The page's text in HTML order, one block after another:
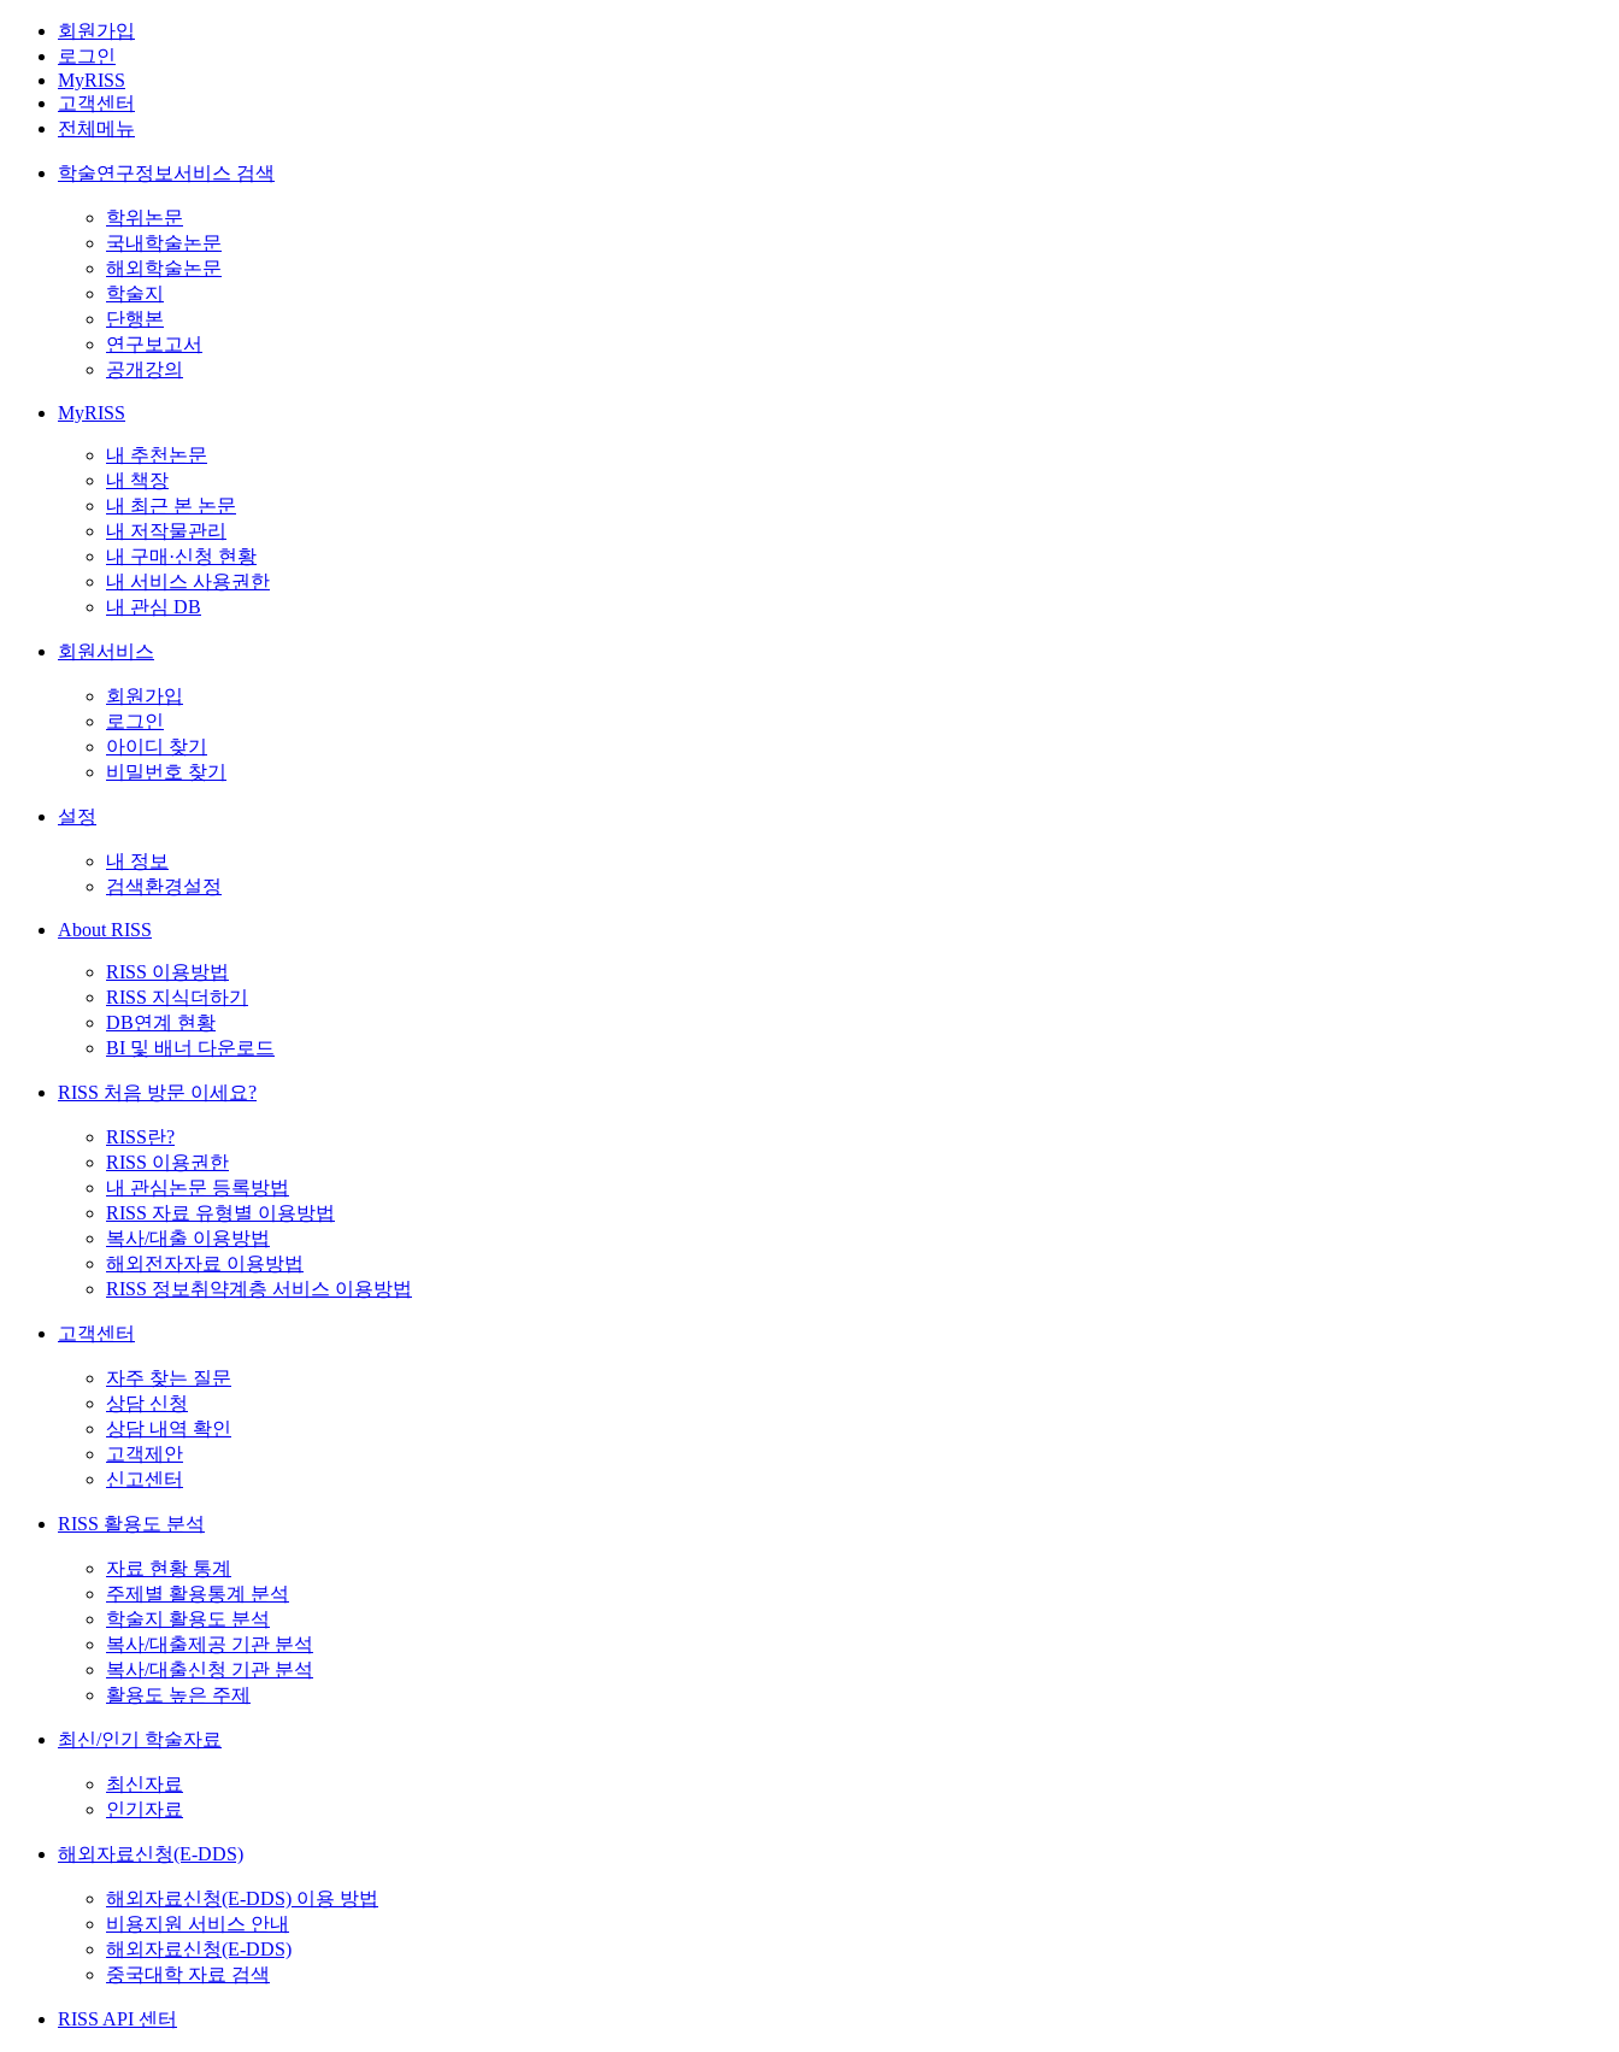
회원가입
로그인
MyRISS
고객센터
전체메뉴
학술연구정보서비스 검색
학위논문
국내학술논문
해외학술논문
학술지
단행본
연구보고서
공개강의
MyRISS
내 추천논문
내 책장
내 최근 본 논문
내 저작물관리
내 구매·신청 현황
내 서비스 사용권한
내 관심 DB
회원서비스
회원가입
로그인
아이디 찾기
비밀번호 찾기
설정
내 정보
검색환경설정
About RISS
RISS 이용방법
RISS 지식더하기
DB연계 현황
BI 및 배너 다운로드
RISS 처음 방문 이세요?
RISS란?
RISS 이용권한
내 관심논문 등록방법
RISS 자료 유형별 이용방법
복사/대출 이용방법
해외전자자료 이용방법
RISS 정보취약계층 서비스 이용방법
고객센터
자주 찾는 질문
상담 신청
상담 내역 확인
고객제안
신고센터
RISS 활용도 분석
자료 현황 통계
주제별 활용통계 분석
학술지 활용도 분석
복사/대출제공 기관 분석
복사/대출신청 기관 분석
활용도 높은 주제
최신/인기 학술자료
최신자료
인기자료
해외자료신청(E-DDS)
해외자료신청(E-DDS) 이용 방법
비용지원 서비스 안내
해외자료신청(E-DDS)
중국대학 자료 검색
RISS API 센터